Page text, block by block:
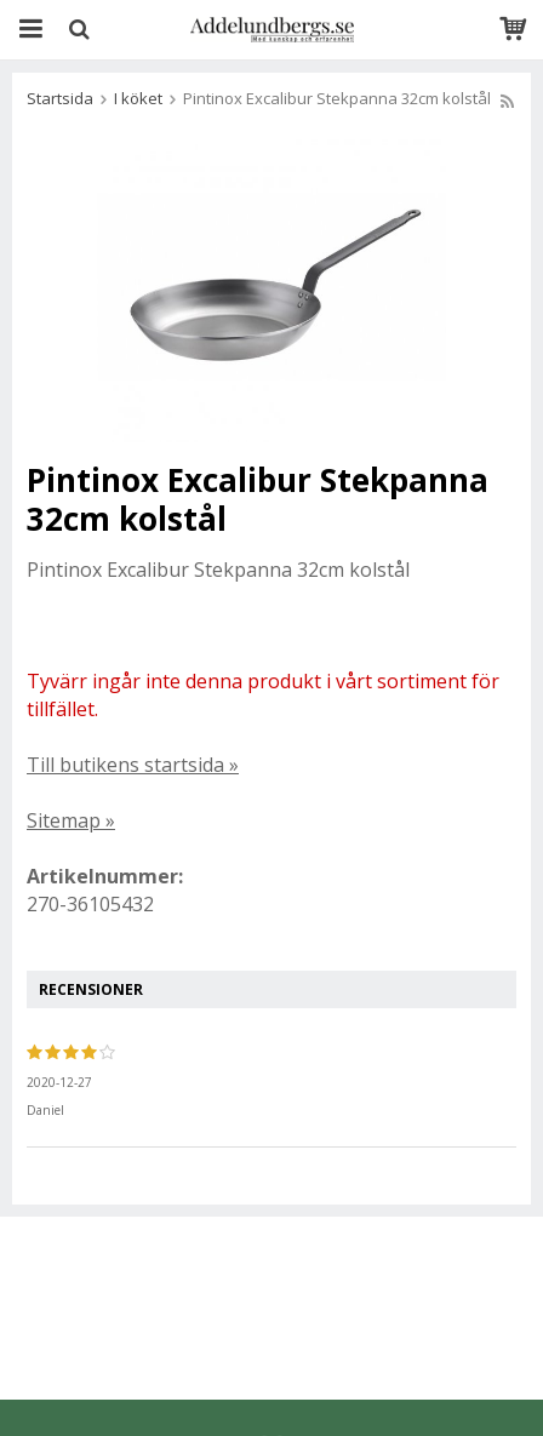
Startsida I köket Pintinox Excalibur Stekpanna 32cm kolstål
Pintinox Excalibur Stekpanna
32cm kolstål
Pintinox Excalibur Stekpanna 32cm kolstål
Tyvärr ingår inte denna produkt i vårt sortiment för
tillfället.
Till butikens startsida »
Sitemap »
Artikelnummer:
270-36105432
RECENSIONER
2020-12-27
Daniel